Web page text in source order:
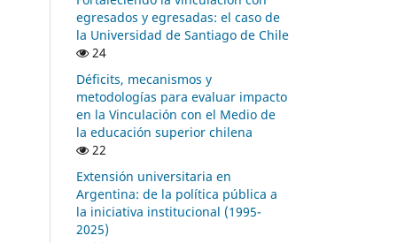
egresados y egresadas: el caso de
la Universidad de Santiago de Chile
24
Déficits, mecanismos y
metodologías para evaluar impacto
en la Vinculación con el Medio de
la educación superior chilena
22
Extensión universitaria en
Argentina: de la política pública a
la iniciativa institucional (1995-
2025)